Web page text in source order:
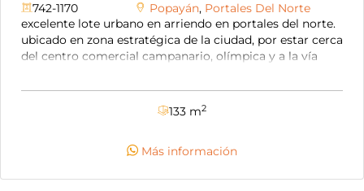
742-1170 Popayán, Portales Del Norte
excelente lote urbano en arriendo en portales del norte.
ubicado en zona estratégica de la ciudad, por estar cerca
del centro comercial campanario, olímpica y a la vía
ideal para el funcionamiento de un parqueadero. para
mayor información, por favor comunícate con nosotros,
133 m2
Más información